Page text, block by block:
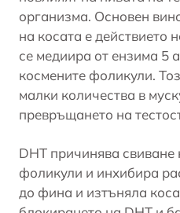
организма. Основен
на косата е действието
се медиира от ензима 5
космените фоликули.
малки количества в
превръщането на
DHT причинява свиване
фоликули и инхибира
до фина и изтъняла